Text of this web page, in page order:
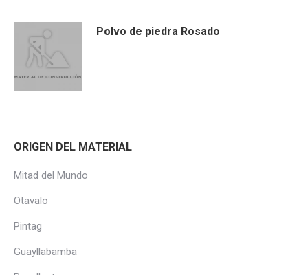
Polvo de piedra Rosado
ORIGEN DEL MATERIAL
Mitad del Mundo
Otavalo
Pintag
Guayllabamba